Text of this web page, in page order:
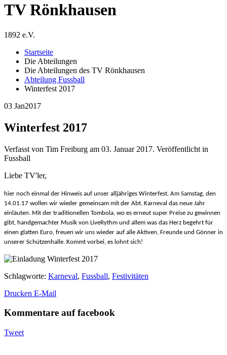
TV Rönkhausen
1892 e.V.
Startseite
Die Abteilungen
Die Abteilungen des TV Rönkhausen
Abteilung Fussball
Winterfest 2017
03 Jan2017
Winterfest 2017
Verfasst von Tim Freiburg am 03. Januar 2017. Veröffentlicht in
Fussball
Liebe TV'ler,
hier noch einmal der Hinweis auf unser alljähriges Winterfest. Am Samstag, den
14.01.17 wollen wir wieder gemeinsam mit der Abt. Karneval das neue Jahr
einläuten. Mit der traditionellen Tombola, wo es erneut super Preise zu gewinnen
gibt, handgemachter Musik von LiveRythm und allem was das Herz begehrt für
einen glatten Euro, freuen wir uns wieder auf alle Aktiven, Freunde und Gönner in
unserer Schützenhalle. Kommt vorbei, es lohnt sich!
Schlagworte: Karneval, Fussball, Festivitäten
Drucken E-Mail
Kommentare auf facebook
Tweet